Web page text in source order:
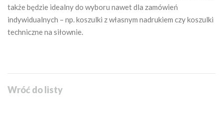
także będzie idealny do wyboru nawet dla zamówień
indywidualnych – np. koszulki z własnym nadrukiem czy koszulki
techniczne na siłownie.
Wróć do listy